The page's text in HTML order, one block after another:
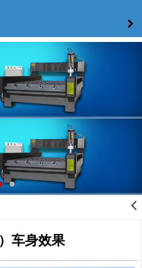
󰊒
车身效果